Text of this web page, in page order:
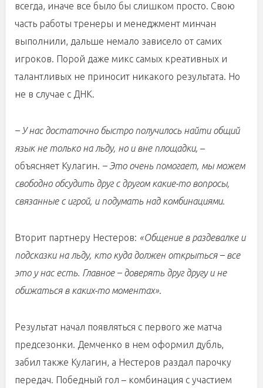
всегда, иначе все было бы слишком просто. Свою
часть работы тренеры и менеджмент минчан
выполнили, дальше немало зависело от самих
игроков. Порой даже микс самых креативных и
талантливых не приносит никакого результата. Но
не в случае с ДНК.
– У нас достаточно быстро получилось найти общий
язык не только на льду, но и вне площадки, –
объясняет Кулагин. – Это очень помогает, мы можем
свободно обсудить друг с другом какие-то вопросы,
связанные с игрой, и подумать над комбинациями.
Вторит партнеру Нестеров: «Общение в раздевалке и
подсказки на льду, кто куда должен открыться – все
это у нас есть. Главное – доверять друг другу и не
обижаться в каких-то моментах».
Результат начал появляться с первого же матча
предсезонки. Демченко в нем оформил дубль,
забил также Кулагин, а Нестеров раздал парочку
передач. Победный гол – комбинация с участием